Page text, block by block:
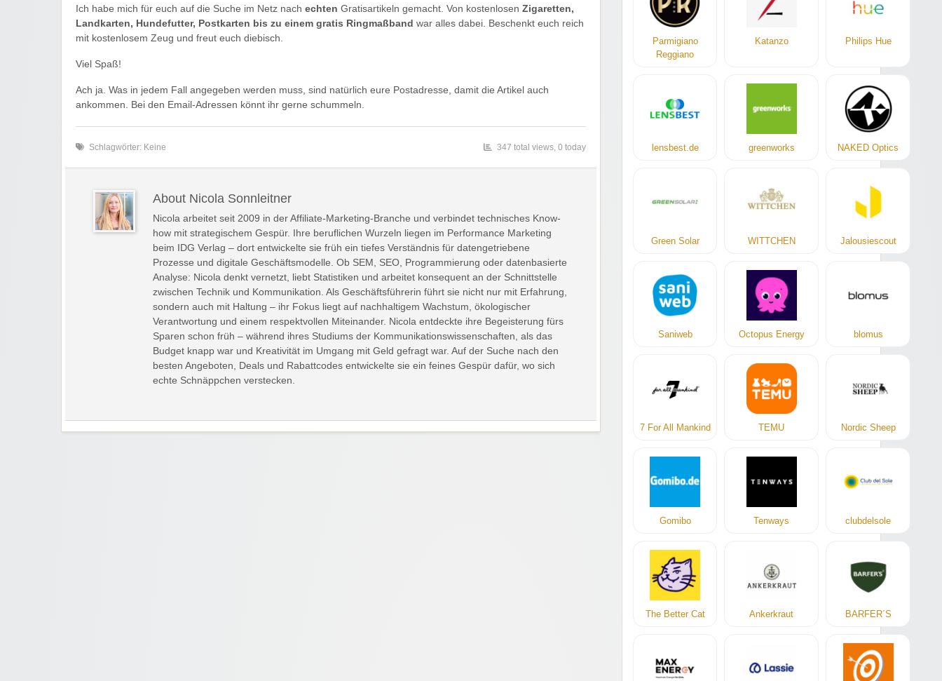
Ich habe mich für euch auf die Suche im Netz nach echten Gratisartikeln gemacht. Von kostenlosen Zigaretten,
Landkarten, Hundefutter, Postkarten bis zu einem gratis Ringmaßband war alles dabei. Beschenkt euch reich
mit kostenlosem Zeug und freut euch diebisch.
Viel Spaß!
Ach ja. Was in jedem Fall angegeben werden muss, sind natürlich eure Postadresse, damit die Artikel auch
ankommen. Bei den Email-Adressen könnt ihr gerne schummeln.
Schlagwörter: Keine 347 total views, 0 today
About Nicola Sonnleitner
Nicola arbeitet seit 2009 in der Affiliate-Marketing-Branche und verbindet technisches Know-
how mit strategischem Gespür. Ihre beruflichen Wurzeln liegen im Performance Marketing
beim IDG Verlag – dort entwickelte sie früh ein tiefes Verständnis für datengetriebene
Prozesse und digitale Geschäftsmodelle. Ob SEM, SEO, Programmierung oder datenbasierte
Analyse: Nicola denkt vernetzt, liebt Statistiken und arbeitet konsequent an der Schnittstelle
zwischen Technik und Kommunikation. Als Geschäftsführerin führt sie nicht nur mit Erfahrung,
sondern auch mit Haltung – ihr Fokus liegt auf nachhaltigem Wachstum, ökologischer
Verantwortung und einem respektvollen Miteinander. Nicola entdeckte ihre Begeisterung fürs
Sparen schon früh – während ihres Studiums der Kommunikationswissenschaften, als das
Budget knapp war und Kreativität im Umgang mit Geld gefragt war. Auf der Suche nach den
besten Angeboten, Deals und Rabattcodes entwickelte sie ein feines Gespür dafür, wo sich
echte Schnäppchen verstecken.
Parmigiano
Reggiano
Katanzo Philips Hue
lensbest.de greenworks NAKED Optics
Green Solar WITTCHEN Jalousiescout
Saniweb Octopus Energy blomus
7 For All Mankind TEMU Nordic Sheep
Gomibo Tenways clubdelsole
The Better Cat Ankerkraut BARFER´S